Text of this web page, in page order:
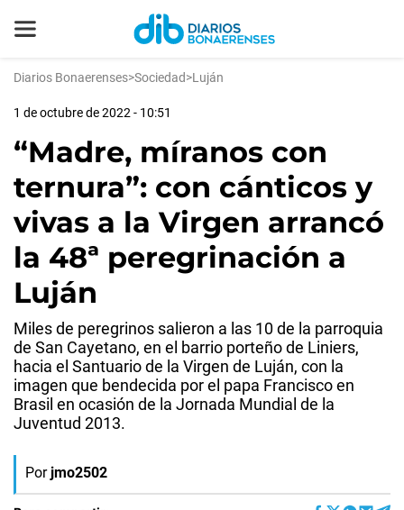
Diarios Bonaerenses>Sociedad>Luján
1 de octubre de 2022 - 10:51
“Madre, míranos con
ternura”: con cánticos y
vivas a la Virgen arrancó
la 48ª peregrinación a
Luján
Miles de peregrinos salieron a las 10 de la parroquia
de San Cayetano, en el barrio porteño de Liniers,
hacia el Santuario de la Virgen de Luján, con la
imagen que bendecida por el papa Francisco en
Brasil en ocasión de la Jornada Mundial de la
Juventud 2013.
Por jmo2502